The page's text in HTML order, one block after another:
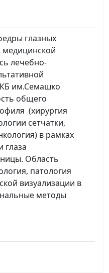
глазных
медицинской
лечебно-
им.Семашко
общего
(хирургия
сетчатки,
в рамках
глаза
Область
патология
визуализации в
методы